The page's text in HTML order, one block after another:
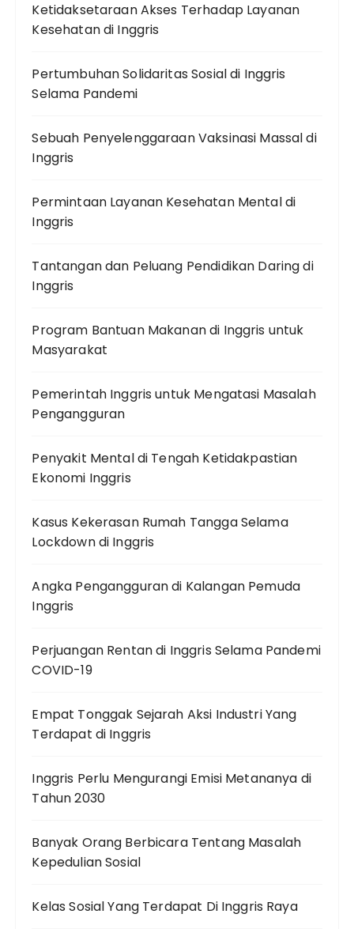
Ketidaksetaraan Akses Terhadap Layanan
Kesehatan di Inggris
Pertumbuhan Solidaritas Sosial di Inggris
Selama Pandemi
Sebuah Penyelenggaraan Vaksinasi Massal di
Inggris
Permintaan Layanan Kesehatan Mental di
Inggris
Tantangan dan Peluang Pendidikan Daring di
Inggris
Program Bantuan Makanan di Inggris untuk
Masyarakat
Pemerintah Inggris untuk Mengatasi Masalah
Pengangguran
Penyakit Mental di Tengah Ketidakpastian
Ekonomi Inggris
Kasus Kekerasan Rumah Tangga Selama
Lockdown di Inggris
Angka Pengangguran di Kalangan Pemuda
Inggris
Perjuangan Rentan di Inggris Selama Pandemi
COVID-19
Empat Tonggak Sejarah Aksi Industri Yang
Terdapat di Inggris
Inggris Perlu Mengurangi Emisi Metananya di
Tahun 2030
Banyak Orang Berbicara Tentang Masalah
Kepedulian Sosial
Kelas Sosial Yang Terdapat Di Inggris Raya